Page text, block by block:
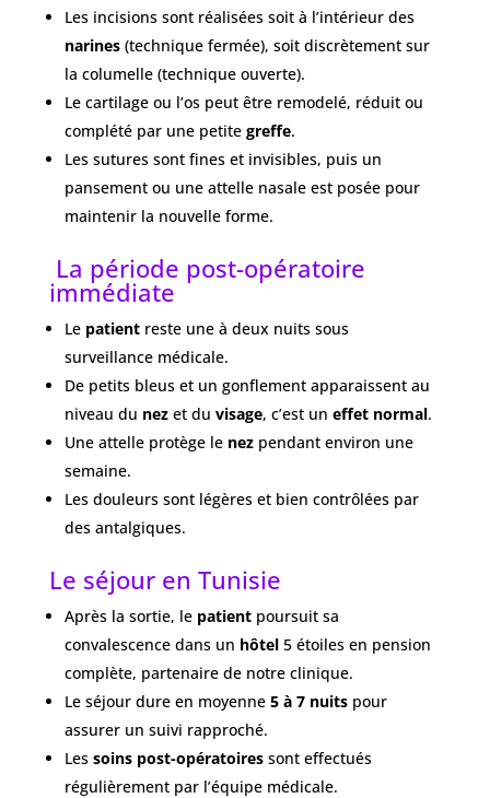
Les incisions sont réalisées soit à l’intérieur des
narines(technique fermée), soit discrètement sur
la columelle (technique ouverte).
Le cartilage ou l’os peut être remodelé, réduit ou
complété par une petite greffe.
Les sutures sont fines et invisibles, puis un
pansement ou une attelle nasale est posée pour
maintenir la nouvelle forme.
La période post-opératoire
immédiate
Le patientreste une à deux nuits sous
surveillance médicale.
De petits bleus et un gonflement apparaissent au
niveau du nezet du visage, c’est un effet normal.
Une attelle protège le nezpendant environ une
semaine.
Les douleurs sont légères et bien contrôlées par
des antalgiques.
Le séjour en Tunisie
Après la sortie, le patientpoursuit sa
convalescence dans un hôtel5 étoiles en pension
complète, partenaire de notre clinique.
Le séjour dure en moyenne 5 à 7 nuitspour
assurer un suivi rapproché.
Les soins post-opératoiressont effectués
régulièrement par l’équipe médicale.